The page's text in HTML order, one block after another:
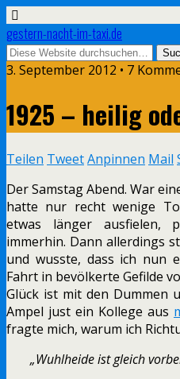
gestern-nacht-im-taxi.de
3. September 2012 • 7
1925 – heilig
Teilen TweetAnpinnen Mail
Der Samstag Abend. War
hatte nur recht wenige
etwas länger ausfielen,
immerhin. Dann allerdings
und wusste, dass ich nun
Fahrt in bevölkerte Gefilde
Glück ist mit den Dummen
Ampel just ein Kollege aus
fragte mich, warum ich
„Wuhlheide ist gleich